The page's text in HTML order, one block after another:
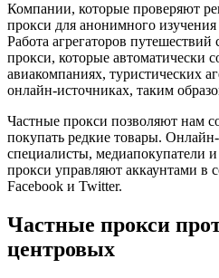
Компании, которые проверяют
прокси для анонимного
Работа агрегаторов
прокси, которые автоматически
авиакомпаниях, туристических
онлайн-источниках, таким
Частные прокси позволяют нам
покупать редкие товары.
специалисты, медиапокупатели
прокси управляют аккаунтами в
Facebook и Twitter.
Частные прокси
центровых